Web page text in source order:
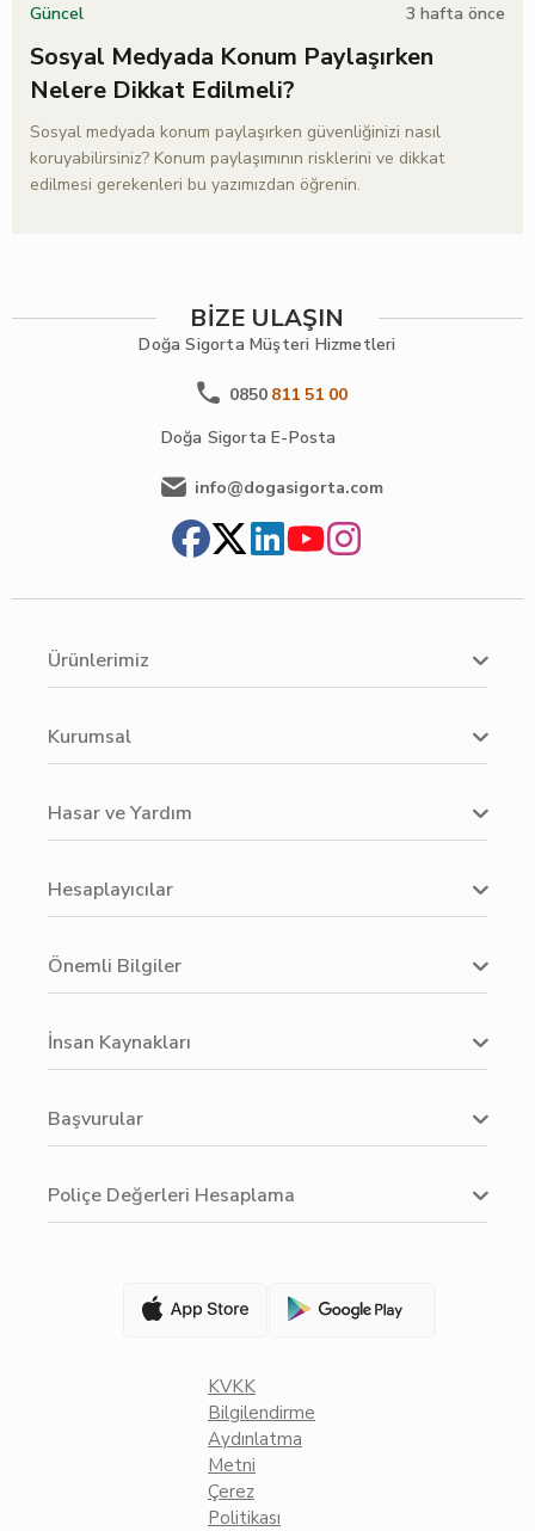
Güncel 3 hafta önce
Sosyal Medyada Konum Paylaşırken
Nelere Dikkat Edilmeli?
Sosyal medyada konum paylaşırken güvenliğinizi nasıl
koruyabilirsiniz? Konum paylaşımının risklerini ve dikkat
edilmesi gerekenleri bu yazımızdan öğrenin.
BİZE ULAŞIN
Doğa Sigorta Müşteri Hizmetleri
0850 811 51 00
Doğa SigortaE-Posta
info@dogasigorta.com
Ürünlerimiz
Kurumsal
Hasar ve Yardım
Hesaplayıcılar
Önemli Bilgiler
İnsan Kaynakları
Başvurular
Poliçe Değerleri Hesaplama
KVKK
Bilgilendirme
Aydınlatma
Metni
Çerez
Politikası